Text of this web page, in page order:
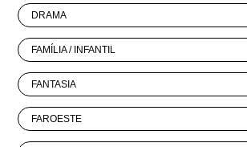
DRAMA
FAMÍLIA / INFANTIL
FANTASIA
FAROESTE